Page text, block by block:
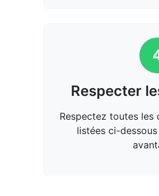
Respecter
Respectez toutes
listées ci-